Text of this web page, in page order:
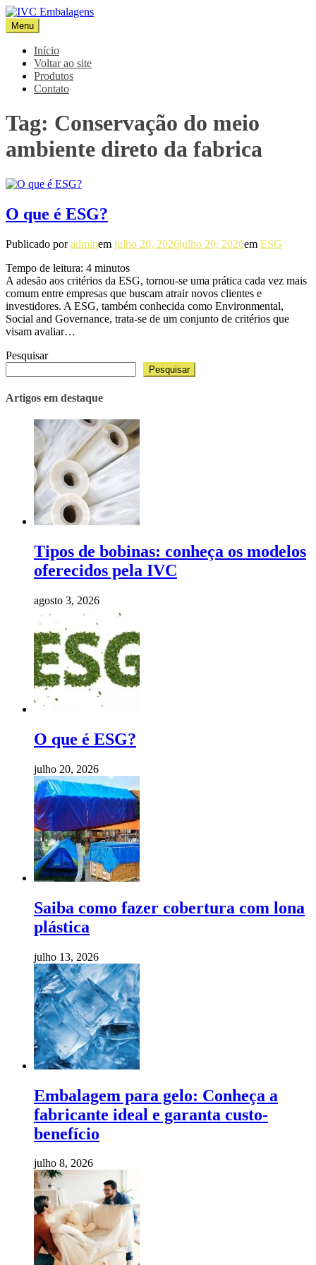
Pular
para
o
conteúdo
IVC Embalagens
Blog IVC
Menu
Início
Voltar ao site
Produtos
Contato
Tag: Conservação do meio
ambiente direto da fabrica
O que é ESG?
Publicado poradminem julho 20, 2026julho 20, 2026em ESG
Tempo de leitura: 4 minutos
A adesão aos critérios da ESG, tornou-se uma prática cada vez mais
comum entre empresas que buscam atrair novos clientes e
investidores. A ESG, também conhecida como Environmental,
Social and Governance, trata-se de um conjunto de critérios que
visam avaliar…
Pesquisar
Pesquisar
Artigos em destaque
Tipos de bobinas: conheça os modelos
oferecidos pela IVC
agosto 3, 2026
O que é ESG?
julho 20, 2026
Saiba como fazer cobertura com lona
plástica
julho 13, 2026
Embalagem para gelo: Conheça a
fabricante ideal e garanta custo-
benefício
julho 8, 2026